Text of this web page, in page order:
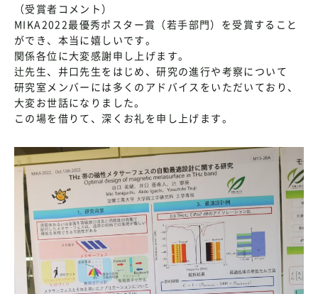
（受賞者コメント）
MIKA2022最優秀ポスター賞（若手部門）を受賞すること
ができ、本当に嬉しいです。
関係各位に大変感謝申し上げます。
辻先生、井口先生をはじめ、研究の進行や考察について
研究室メンバーには多くのアドバイスをいただいており、
大変お世話になりました。
この場を借りて、深くお礼を申し上げます。